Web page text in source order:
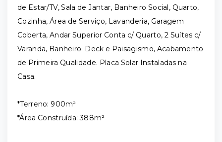
de Estar/TV, Sala de Jantar, Banheiro Social, Quarto,
Cozinha, Área de Serviço, Lavanderia, Garagem
Coberta, Andar Superior Conta c/ Quarto, 2 Suítes c/
Varanda, Banheiro. Deck e Paisagismo, Acabamento
de Primeira Qualidade. Placa Solar Instaladas na
Casa.
*Terreno: 900m²
*Área Construída: 388m²